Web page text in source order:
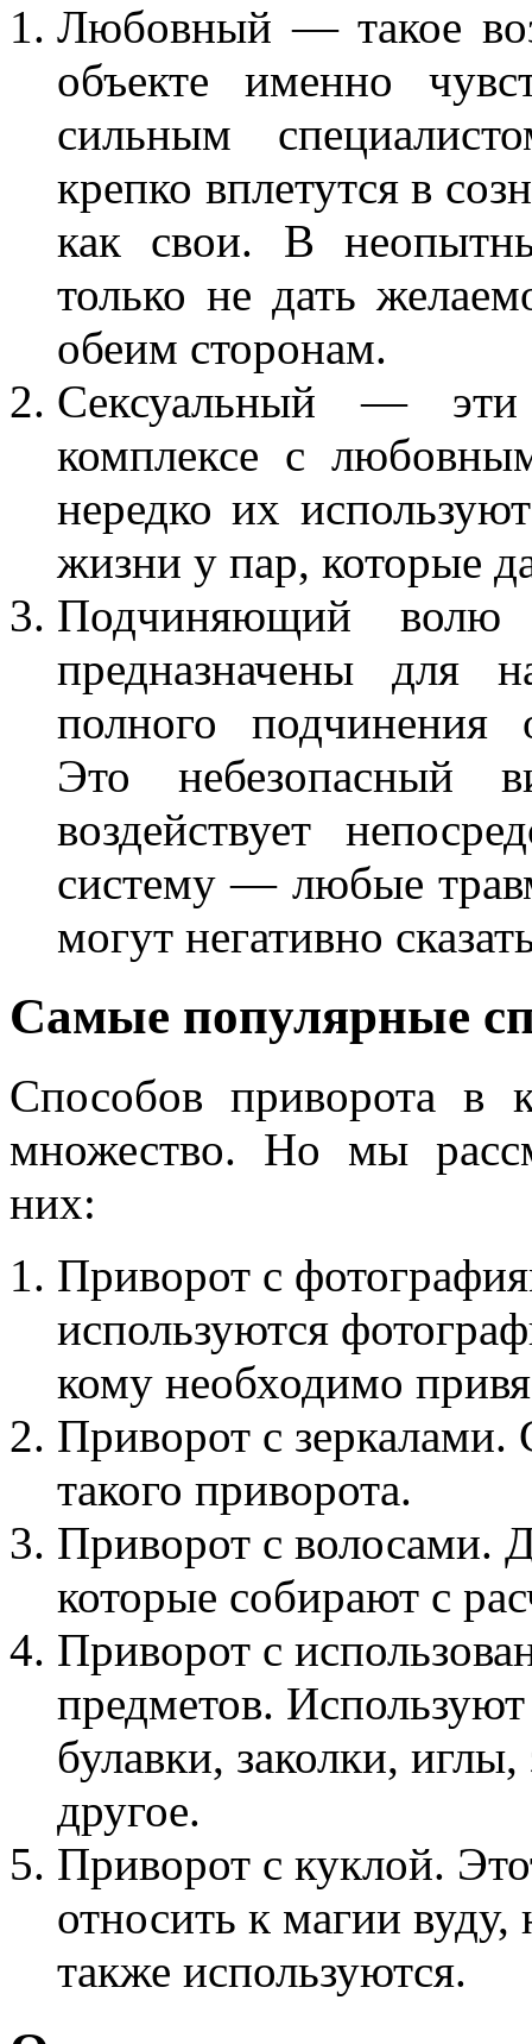
Любовный — такое
объекте именно
сильным
крепко вплетутся в
как свои. В
только не дать
обеим сторонам.
Сексуальный —
комплексе с
нередко их
жизни у пар, которые
Подчиняющий
предназначены для
полного подчинения
Это небезопасный
воздействует
систему — любые
могут негативно
Самые популярные
Способов приворота в
множество. Но мы
них:
Приворот с
используются
кому необходимо
Приворот с зеркалами.
такого приворота.
Приворот с волосами.
которые собирают с
Приворот с
предметов.
булавки, заколки,
другое.
Приворот с куклой.
относить к магии
также используются.